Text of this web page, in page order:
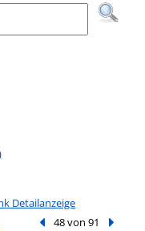
nach der Sie
Detailanzeige
Vorheriger Treffer
48 von 91